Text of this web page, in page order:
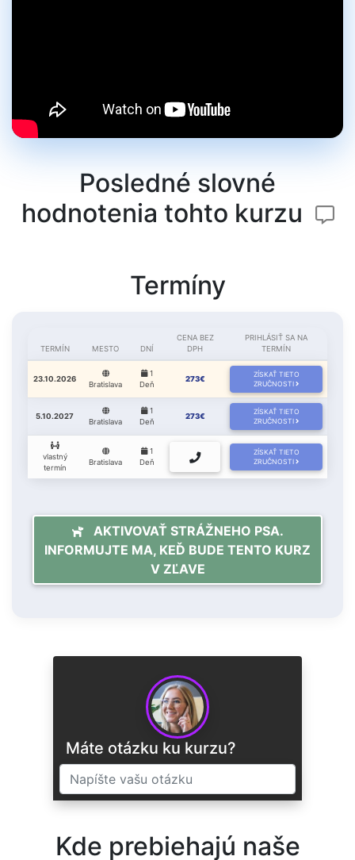
Posledné slovné
hodnotenia tohto kurzu
Termíny
TERMÍN MESTO DNÍ
CENA BEZ
DPH
PRIHLÁSIŤ SA NA
TERMÍN
23.10.2026
Bratislava
1
Deň
273€
ZÍSKAŤ TIETO
ZRUČNOSTI
5.10.2027
Bratislava
1
Deň
273€
ZÍSKAŤ TIETO
ZRUČNOSTI
vlastný
termín
Bratislava
1
Deň
ZÍSKAŤ TIETO
ZRUČNOSTI
AKTIVOVAŤ STRÁŽNEHO PSA.
INFORMUJTE MA, KEĎ BUDE TENTO KURZ
V ZĽAVE
Máte otázku ku kurzu?
Kde prebiehajú naše